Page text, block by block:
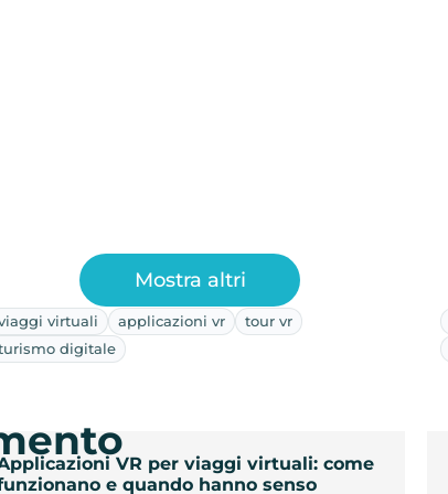
virtuali applicazioni vr
tour vr
digitale
VR per viaggi virtuali: come
e quando hanno senso
Mostra altri